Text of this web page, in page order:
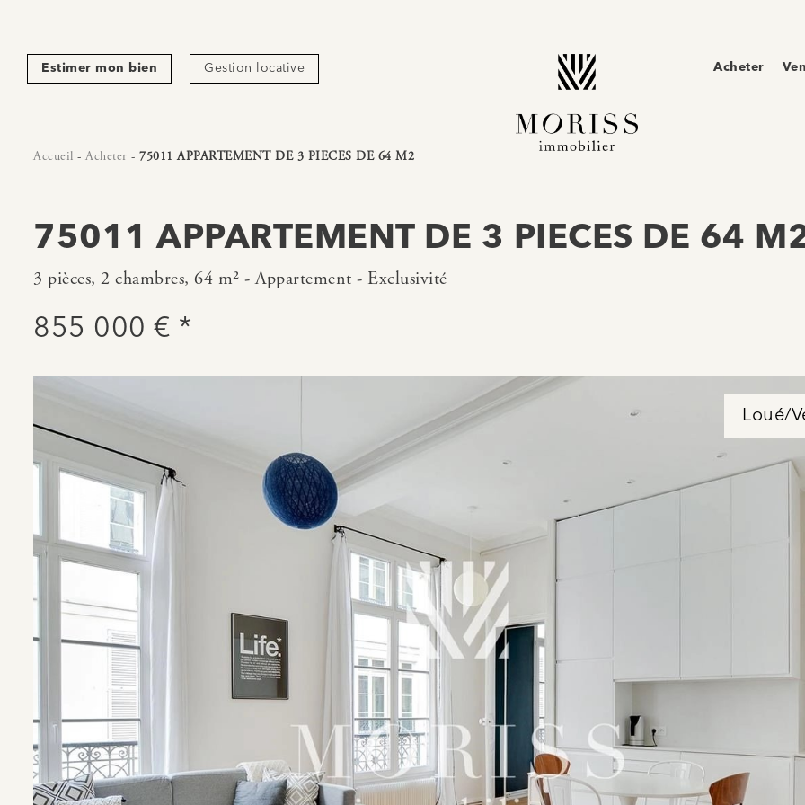
Estimer mon bien Gestion locative Acheter
Accueil - Acheter - 75011 APPARTEMENT DE 3 PIECES DE 64 M2
75011 APPARTEMENT DE 3 PIECES DE 64
3 pièces, 2 chambres, 64 m² - Appartement - Exclusivité
855 000 € *
Loué/